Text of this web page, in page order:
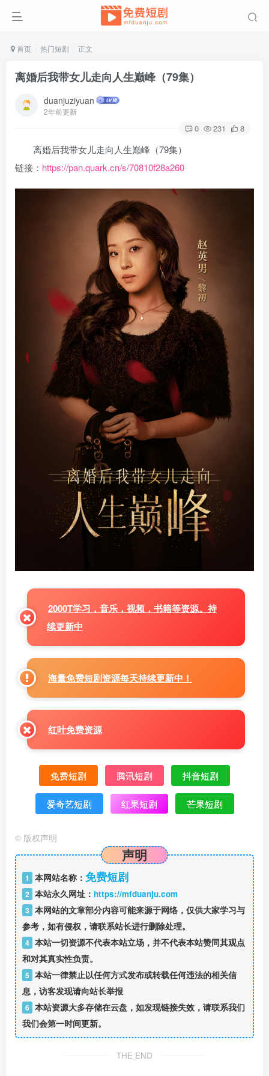
首页 热门短剧 正文
离婚后我带女儿走向人生巅峰（79集）
duanjuziyuan
2年前更新
0 231 8
离婚后我带女儿走向人生巅峰（79集）
链接： https://pan.quark.cn/s/70810f28a260
2000T学习，音乐，视频，书籍等资源。持
续更新中
海量免费短剧资源每天持续更新中！
红叶免费资源
免费短剧 腾讯短剧 抖音短剧
爱奇艺短剧 红果短剧 芒果短剧
© 版权声明
声明
1 本网站名称： 免费短剧
2 本站永久网址： https://mfduanju.com
3 本网站的文章部分内容可能来源于网络，仅供大家学习与
参考，如有侵权，请联系站长进行删除处理。
4 本站一切资源不代表本站立场，并不代表本站赞同其观点
和对其真实性负责。
5 本站一律禁止以任何方式发布或转载任何违法的相关信
息，访客发现请向站长举报
6 本站资源大多存储在云盘，如发现链接失效，请联系我们
我们会第一时间更新。
THE END